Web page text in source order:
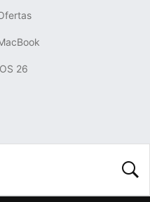
26